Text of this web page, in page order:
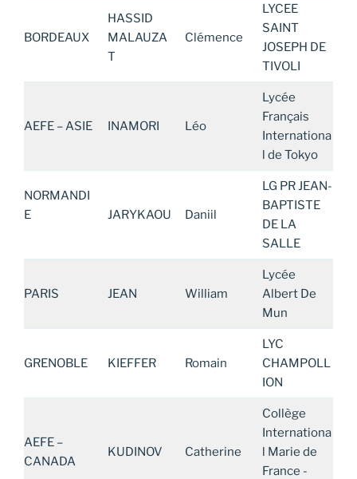
BORDEAUX
HASSID
MALAUZA
T
Clémence
LYCEE
SAINT
JOSEPH DE
TIVOLI
AEFE – ASIE INAMORI Léo
Lycée
Français
Internationa
l de Tokyo
NORMANDI
E
JARYKAOU Daniil
LG PR JEAN-
BAPTISTE
DE LA
SALLE
PARIS JEAN William
Lycée
Albert De
Mun
GRENOBLE KIEFFER Romain
LYC
CHAMPOLL
ION
AEFE –
CANADA
KUDINOV Catherine
Collège
Internationa
l Marie de
France -